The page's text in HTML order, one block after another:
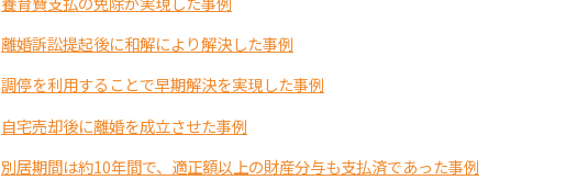
離婚訴訟提起後に和解により解決した事例
調停を利用することで早期解決を実現した事例
自宅売却後に離婚を成立させた事例
別居期間は約10年間で、適正額以上の財産分与も支払済であった事例